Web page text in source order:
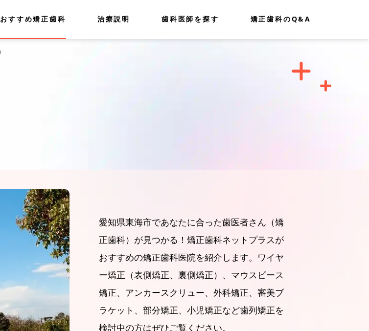
おすすめ矯正歯科 治療説明 歯科医師を探す 矯正歯科のQ&A
愛知県東海市であなたに合った歯医者さん（矯
正歯科）が見つかる！矯正歯科ネットプラスが
おすすめの矯正歯科医院を紹介します。ワイヤ
ー矯正（表側矯正、裏側矯正）、マウスピース
矯正、アンカースクリュー、外科矯正、審美ブ
ラケット、部分矯正、小児矯正など歯列矯正を
検討中の方はぜひご覧ください。